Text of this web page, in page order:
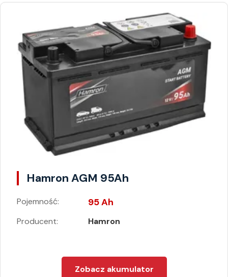
Hamron AGM 95Ah
Pojemność: 95 Ah
Producent: Hamron
Zobacz akumulator